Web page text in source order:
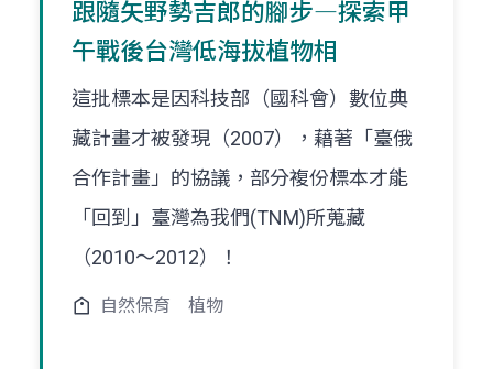
跟隨矢野勢吉郎的腳步―探索甲
午戰後台灣低海拔植物相
這批標本是因科技部（國科會）數位典
藏計畫才被發現（2007），藉著「臺俄
合作計畫」的協議，部分複份標本才能
「回到」臺灣為我們(TNM)所蒐藏
（2010～2012）！
自然保育 植物